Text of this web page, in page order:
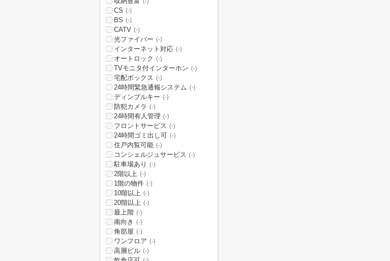
CS (-)
BS (-)
CATV (-)
光ファイバー (-)
インターネット対応 (-)
オートロック (-)
TVモニタ付インターホン (-)
宅配ボックス (-)
24時間緊急通報システム (-)
ディンプルキー (-)
防犯カメラ (-)
24時間有人管理 (-)
フロントサービス (-)
24時間ゴミ出し可 (-)
住戸内覧可能 (-)
コンシェルジュサービス (-)
駐車場あり (-)
2階以上 (-)
1階の物件 (-)
10階以上 (-)
20階以上 (-)
最上階 (-)
南向き (-)
角部屋 (-)
ワンフロア (-)
高層ビル (-)